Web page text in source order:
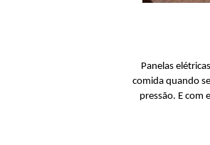
Panelas
comida quando
pressão. E com